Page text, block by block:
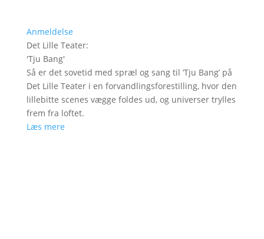
Anmeldelse
Det Lille Teater:
'Tju Bang'
Så er det sovetid med spræl og sang til ’Tju Bang’ på
Det Lille Teater i en forvandlingsforestilling, hvor den
lillebitte scenes vægge foldes ud, og universer trylles
frem fra loftet.
Læs mere